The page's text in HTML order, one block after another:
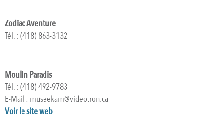
Zodiac Aventure
Tél. : (418) 863-3132
Moulin Paradis
Tél. : (418) 492-9783
E-Mail : museekam@videotron.ca
Voir le site web